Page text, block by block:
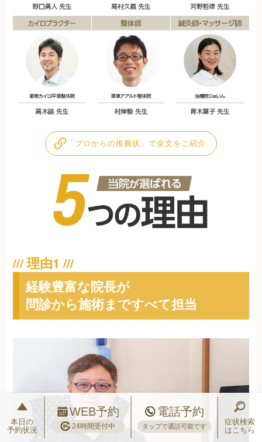
「プロからの推薦状」で全文をご紹介
経験豊富な院長が
問診から施術まですべて担当
本日の
予約状況
WEB予約
24時間受付中
電話予約
タップで通話可能です
症状検索
はこちら